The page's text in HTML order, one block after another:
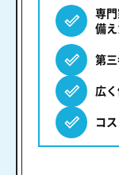
専
備
第
広
コ